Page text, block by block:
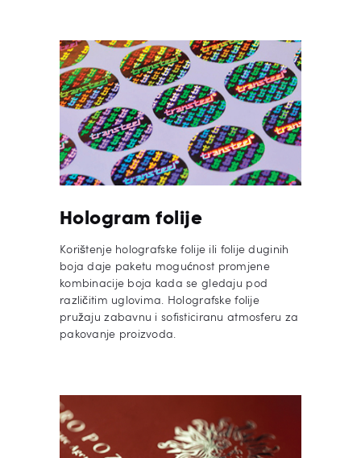
Hologram folije
Korištenje holografske folije ili folije duginih
boja daje paketu mogućnost promjene
kombinacije boja kada se gledaju pod
različitim uglovima. Holografske folije
pružaju zabavnu i sofisticiranu atmosferu za
pakovanje proizvoda.